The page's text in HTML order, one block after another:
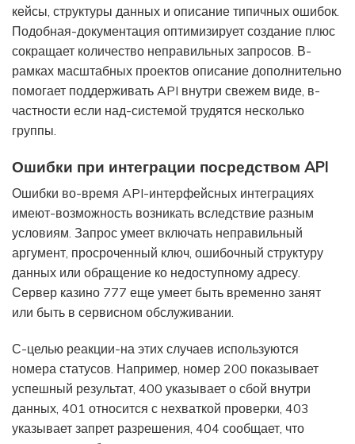
кейсы, структуры данных и описание типичных ошибок.
Подобная-документация оптимизирует создание плюс
сокращает количество неправильных запросов. В-
рамках масштабных проектов описание дополнительно
помогает поддерживать API внутри свежем виде, в-
частности если над-системой трудятся несколько
группы.
Ошибки при интеграции посредством API
Ошибки во-время API-интерфейсных интеграциях
имеют-возможность возникать вследствие разным
условиям. Запрос умеет включать неправильный
аргумент, просроченный ключ, ошибочный структуру
данных или обращение ко недоступному адресу.
Сервер казино 777 еще умеет быть временно занят
или быть в сервисном обслуживании.
С-целью реакции-на этих случаев используются
номера статусов. Например, номер 200 показывает
успешный результат, 400 указывает о сбой внутри
данных, 401 относится с нехваткой проверки, 403
указывает запрет разрешения, 404 сообщает, что